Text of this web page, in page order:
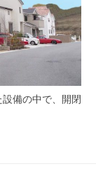
備の中で、開閉